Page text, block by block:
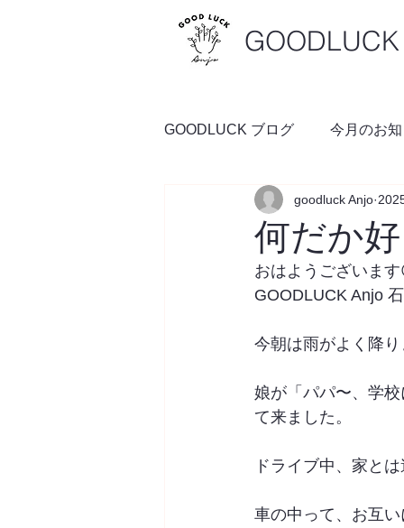
GOODLUCK ブログ 今月のお
料理の時間 予約空き状況
何だか
goodluck Anjo
おはようございま
GOODLUCK Anjo
今朝は雨がよく降
娘が「パパ〜、学
て来ました。
ドライブ中、家と
車の中って、お互